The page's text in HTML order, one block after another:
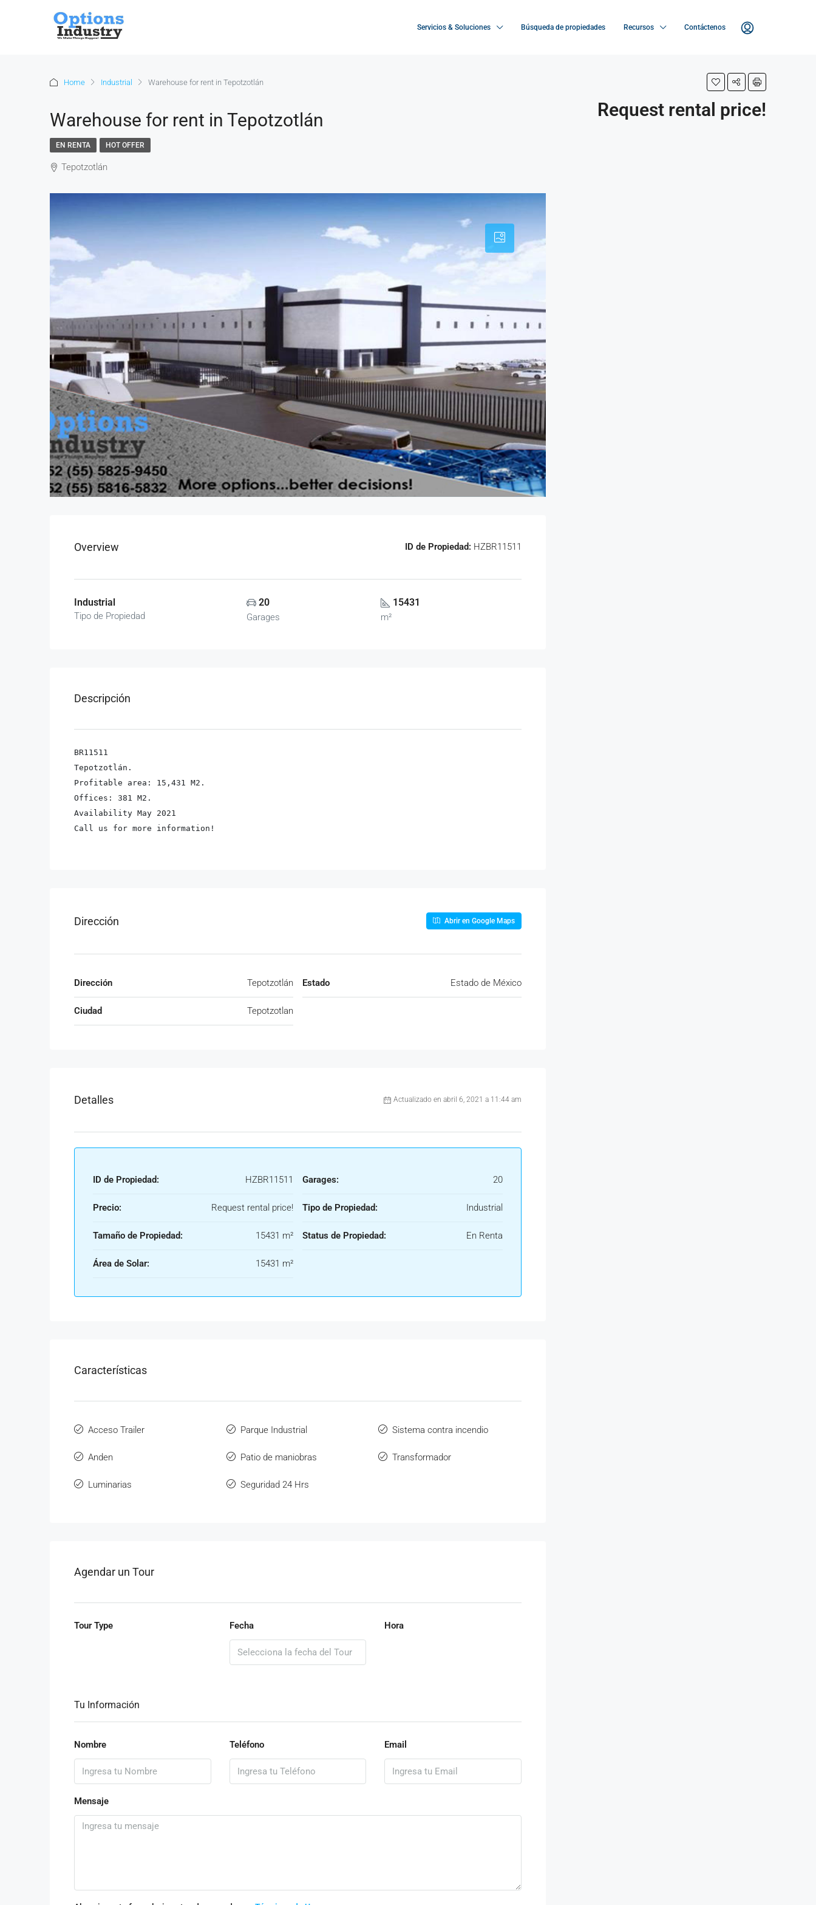
Servicios & Soluciones Búsqueda de propiedades Recursos Contáctenos
Home Industrial Warehouse for rent in Tepotzotlán
Warehouse for rent in Tepotzotlán Request rental price!
EN RENTA HOT OFFER
Tepotzotlán
Overview ID de Propiedad: HZBR11511
Industrial
Tipo de Propiedad
20
Garages
15431
m²
Descripción
BR11511
Tepotzotlán.
Profitable area: 15,431 M2.
Offices: 381 M2.
Availability May 2021
Call us for more information!
Dirección Abrir en Google Maps
Dirección Tepotzotlán
Ciudad Tepotzotlan
Estado Estado de México
Detalles Actualizado en abril 6, 2021 a 11:44 am
ID de Propiedad: HZBR11511
Precio: Request rental price!
Tamaño de Propiedad: 15431 m²
Área de Solar: 15431 m²
Garages: 20
Tipo de Propiedad: Industrial
Status de Propiedad: En Renta
Características
Acceso Trailer
Anden
Luminarias
Parque Industrial
Patio de maniobras
Seguridad 24 Hrs
Sistema contra incendio
Transformador
Agendar un Tour
Tour Type Fecha Hora
Tu Información
Nombre Teléfono Email
Mensaje